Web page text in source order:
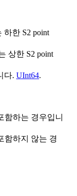
한 S2 point
상한 S2 point
다. UInt64.
함하는 경우입니
함하지 않는 경